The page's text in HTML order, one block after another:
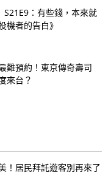
S21E9：有些錢，本來就
者的告白》
難預約！東京傳奇壽司
來台？
！居民拜託遊客別再來了